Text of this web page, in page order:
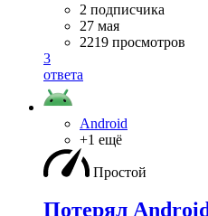
2 подписчика
27 мая
2219 просмотров
3
ответа
Android
+1 ещё
Простой
Потерял